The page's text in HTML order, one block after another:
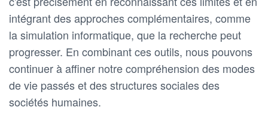
intégrant des approches complémentaires, comme
la simulation informatique, que la recherche peut
progresser. En combinant ces outils, nous pouvons
continuer à affiner notre compréhension des modes
de vie passés et des structures sociales des
sociétés humaines.